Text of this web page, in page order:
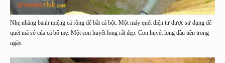
Nhẹ nhàng banh miệng cá rồng để bắt cá bột. Một máy quét điện tử được sử dụng để
quét mã số của cá bố mẹ. Một con huyết long rất đẹp. Con huyết long đầu tiên trong
ngày.